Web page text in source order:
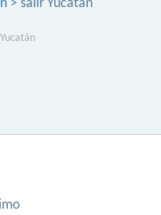
> salir Yucatán